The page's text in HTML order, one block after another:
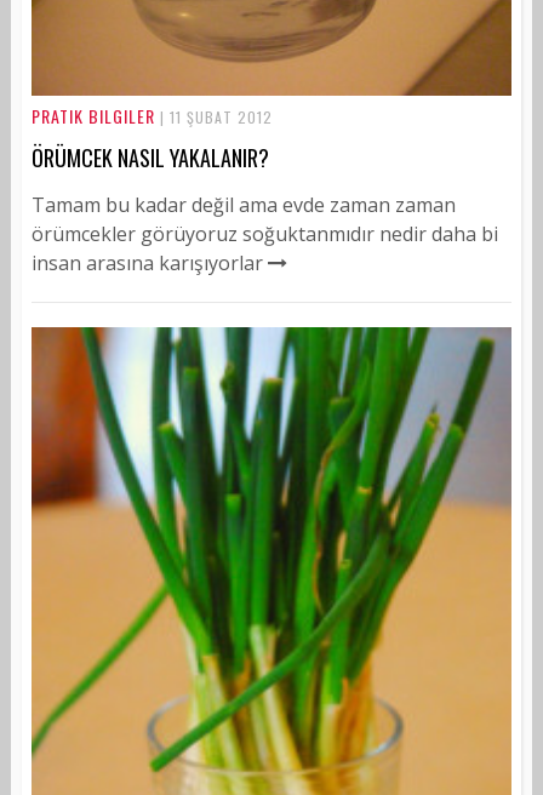
PRATIK BILGILER | 11 ŞUBAT 2012
ÖRÜMCEK NASIL YAKALANIR?
Tamam bu kadar değil ama evde zaman zaman
örümcekler görüyoruz soğuktanmıdır nedir daha bi
insan arasına karışıyorlar